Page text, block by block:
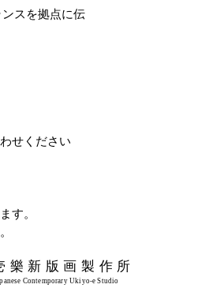
スを拠点に伝
せください
す。
樂新版画製作所
Contemporary Ukiyo-e Studio